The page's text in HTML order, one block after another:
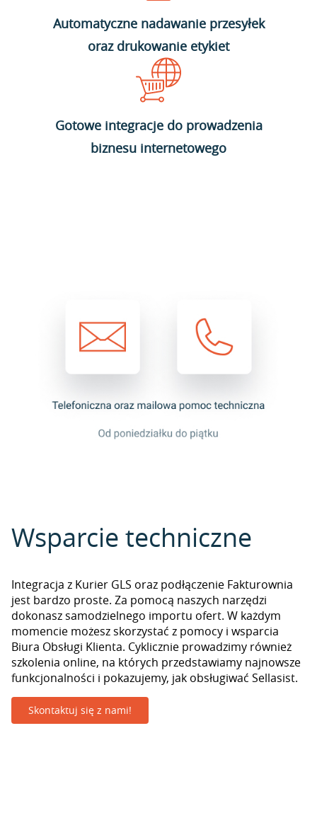
Automatyczne nadawanie przesyłek
oraz drukowanie etykiet
Gotowe integracje do prowadzenia
biznesu internetowego
Wsparcie techniczne
Integracja z Kurier GLS oraz podłączenie Fakturownia
jest bardzo proste. Za pomocą naszych narzędzi
dokonasz samodzielnego importu ofert. W każdym
momencie możesz skorzystać z pomocy i wsparcia
Biura Obsługi Klienta. Cyklicznie prowadzimy również
szkolenia online, na których przedstawiamy najnowsze
funkcjonalności i pokazujemy, jak obsługiwać Sellasist.
Skontaktuj się z nami!